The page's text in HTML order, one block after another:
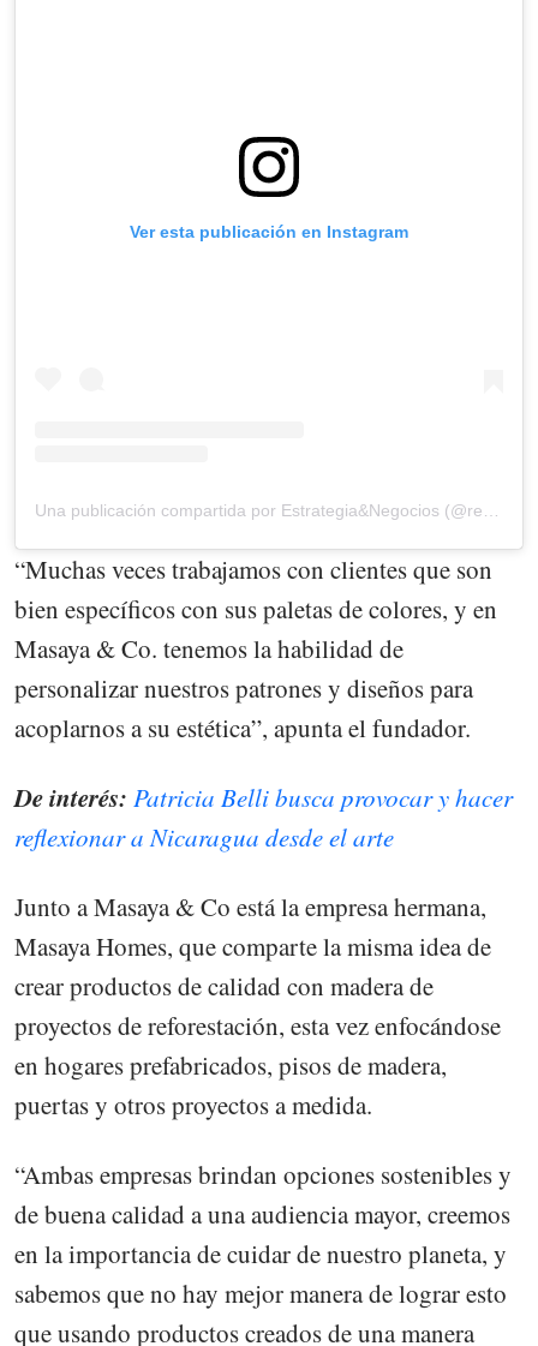
Ver esta publicación en Instagram
“Muchas veces trabajamos con clientes que son
bien específicos con sus paletas de colores, y en
Masaya & Co. tenemos la habilidad de
personalizar nuestros patrones y diseños para
acoplarnos a su estética”, apunta el fundador.
De interés: Patricia Belli busca provocar y hacer
reflexionar a Nicaragua desde el arte
Junto a Masaya & Co está la empresa hermana,
Masaya Homes, que comparte la misma idea de
crear productos de calidad con madera de
proyectos de reforestación, esta vez enfocándose
en hogares prefabricados, pisos de madera,
puertas y otros proyectos a medida.
“Ambas empresas brindan opciones sostenibles y
de buena calidad a una audiencia mayor, creemos
en la importancia de cuidar de nuestro planeta, y
sabemos que no hay mejor manera de lograr esto
que usando productos creados de una manera